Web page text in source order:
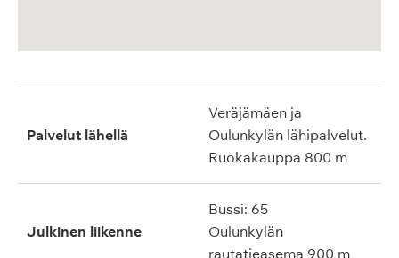
Palvelut lähellä
Veräjämäen ja
Oulunkylän lähipalvelut.
Ruokakauppa 800 m
Julkinen liikenne
Bussi: 65
Oulunkylän
rautatieasema 900 m